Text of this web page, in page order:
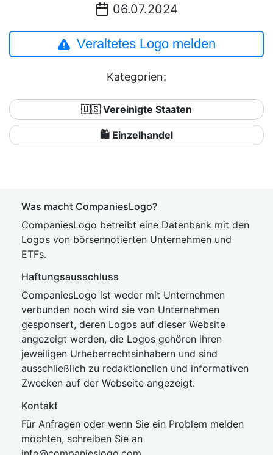
06.07.2024
Veraltetes Logo melden
Kategorien:
🇺🇸 Vereinigte Staaten
🛍️ Einzelhandel
Was macht CompaniesLogo?
CompaniesLogo betreibt eine Datenbank mit den
Logos von börsennotierten Unternehmen und
ETFs.
Haftungsausschluss
CompaniesLogo ist weder mit Unternehmen
verbunden noch wird sie von Unternehmen
gesponsert, deren Logos auf dieser Website
angezeigt werden, die Logos gehören ihren
jeweiligen Urheberrechtsinhabern und sind
ausschließlich zu redaktionellen und informativen
Zwecken auf der Webseite angezeigt.
Kontakt
Für Anfragen oder wenn Sie ein Problem melden
möchten, schreiben Sie an